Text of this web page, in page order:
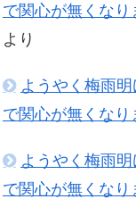
で関心が無くなり
より
ようやく梅雨
で関心が無くなり
ようやく梅雨
で関心が無くなり